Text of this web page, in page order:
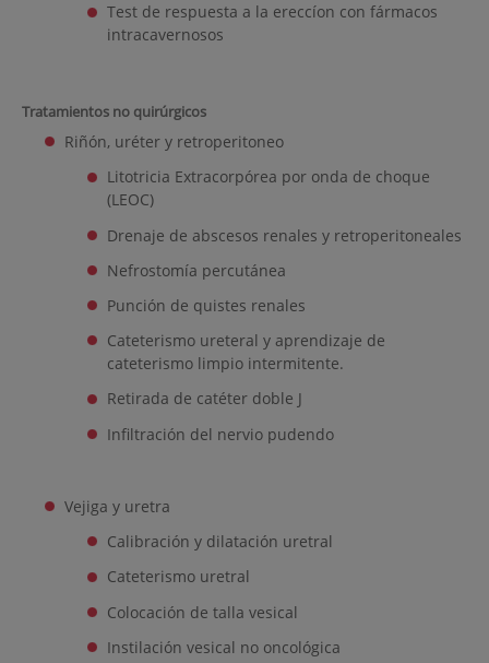
Test de respuesta a la ereccíon con fármacos
intracavernosos
Tratamientos no quirúrgicos
Riñón, uréter y retroperitoneo
Litotricia Extracorpórea por onda de choque
(LEOC)
Drenaje de abscesos renales y retroperitoneales
Nefrostomía percutánea
Punción de quistes renales
Cateterismo ureteral y aprendizaje de
cateterismo limpio intermitente.
Retirada de catéter doble J
Infiltración del nervio pudendo
Vejiga y uretra
Calibración y dilatación uretral
Cateterismo uretral
Colocación de talla vesical
Instilación vesical no oncológica